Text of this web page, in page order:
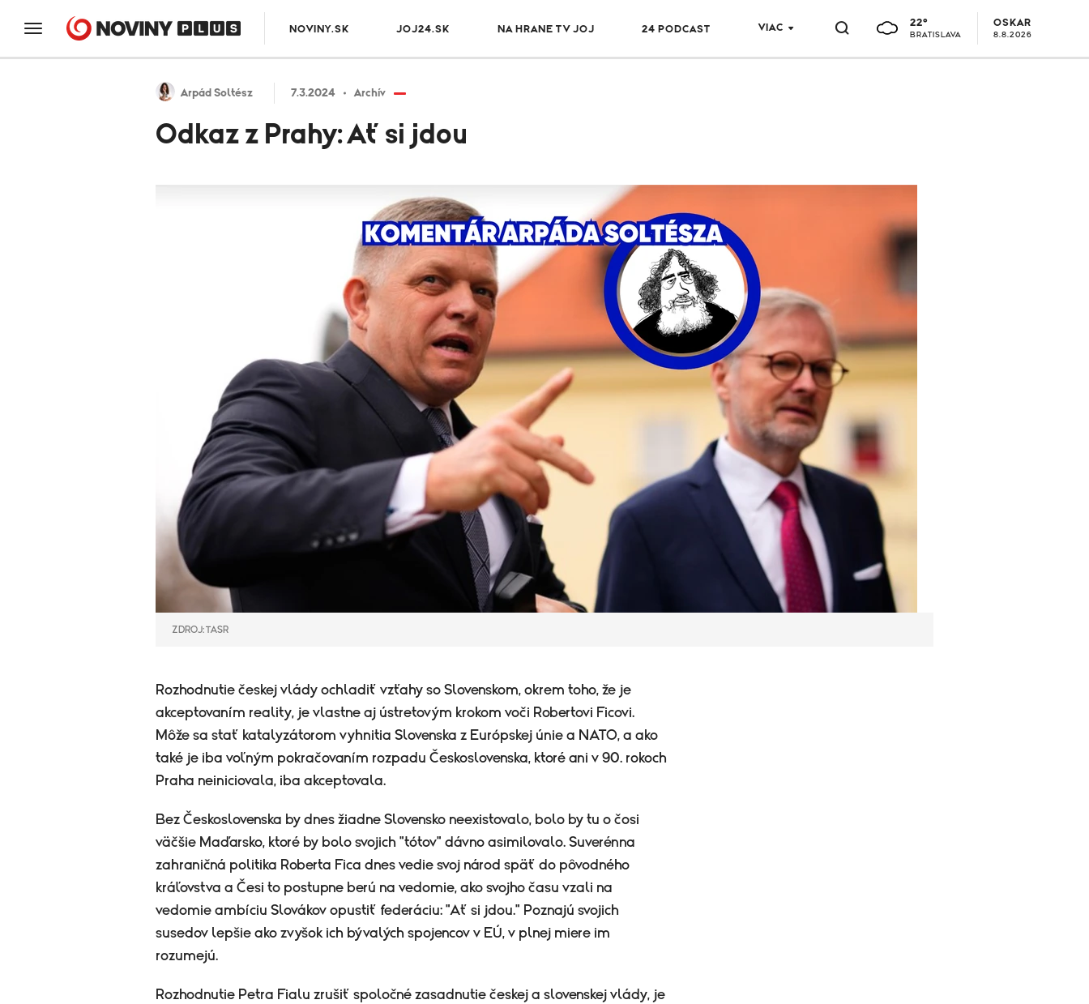
NOVINY.SK JOJ24.SK NA HRANE TV JOJ 24 PODCAST VIAC 22°
BRATISLAVA
OSKAR
8.8.2026
Arpád Soltész 7.3.2024 Archív
Odkaz z Prahy: Ať si jdou
ZDROJ: TASR
Rozhodnutie českej vlády ochladiť vzťahy so Slovenskom, okrem toho, že je
akceptovaním reality, je vlastne aj ústretovým krokom voči Robertovi Ficovi.
Môže sa stať katalyzátorom vyhnitia Slovenska z Európskej únie a NATO, a ako
také je iba voľným pokračovaním rozpadu Československa, ktoré ani v 90. rokoch
Praha neiniciovala, iba akceptovala.
Bez Československa by dnes žiadne Slovensko neexistovalo, bolo by tu o čosi
väčšie Maďarsko, ktoré by bolo svojich "tótov" dávno asimilovalo. Suverénna
zahraničná politika Roberta Fica dnes vedie svoj národ späť do pôvodného
kráľovstva a Česi to postupne berú na vedomie, ako svojho času vzali na
vedomie ambíciu Slovákov opustiť federáciu: "Ať si jdou." Poznajú svojich
susedov lepšie ako zvyšok ich bývalých spojencov v EÚ, v plnej miere im
rozumejú.
Rozhodnutie Petra Fialu zrušiť spoločné zasadnutie českej a slovenskej vlády, je